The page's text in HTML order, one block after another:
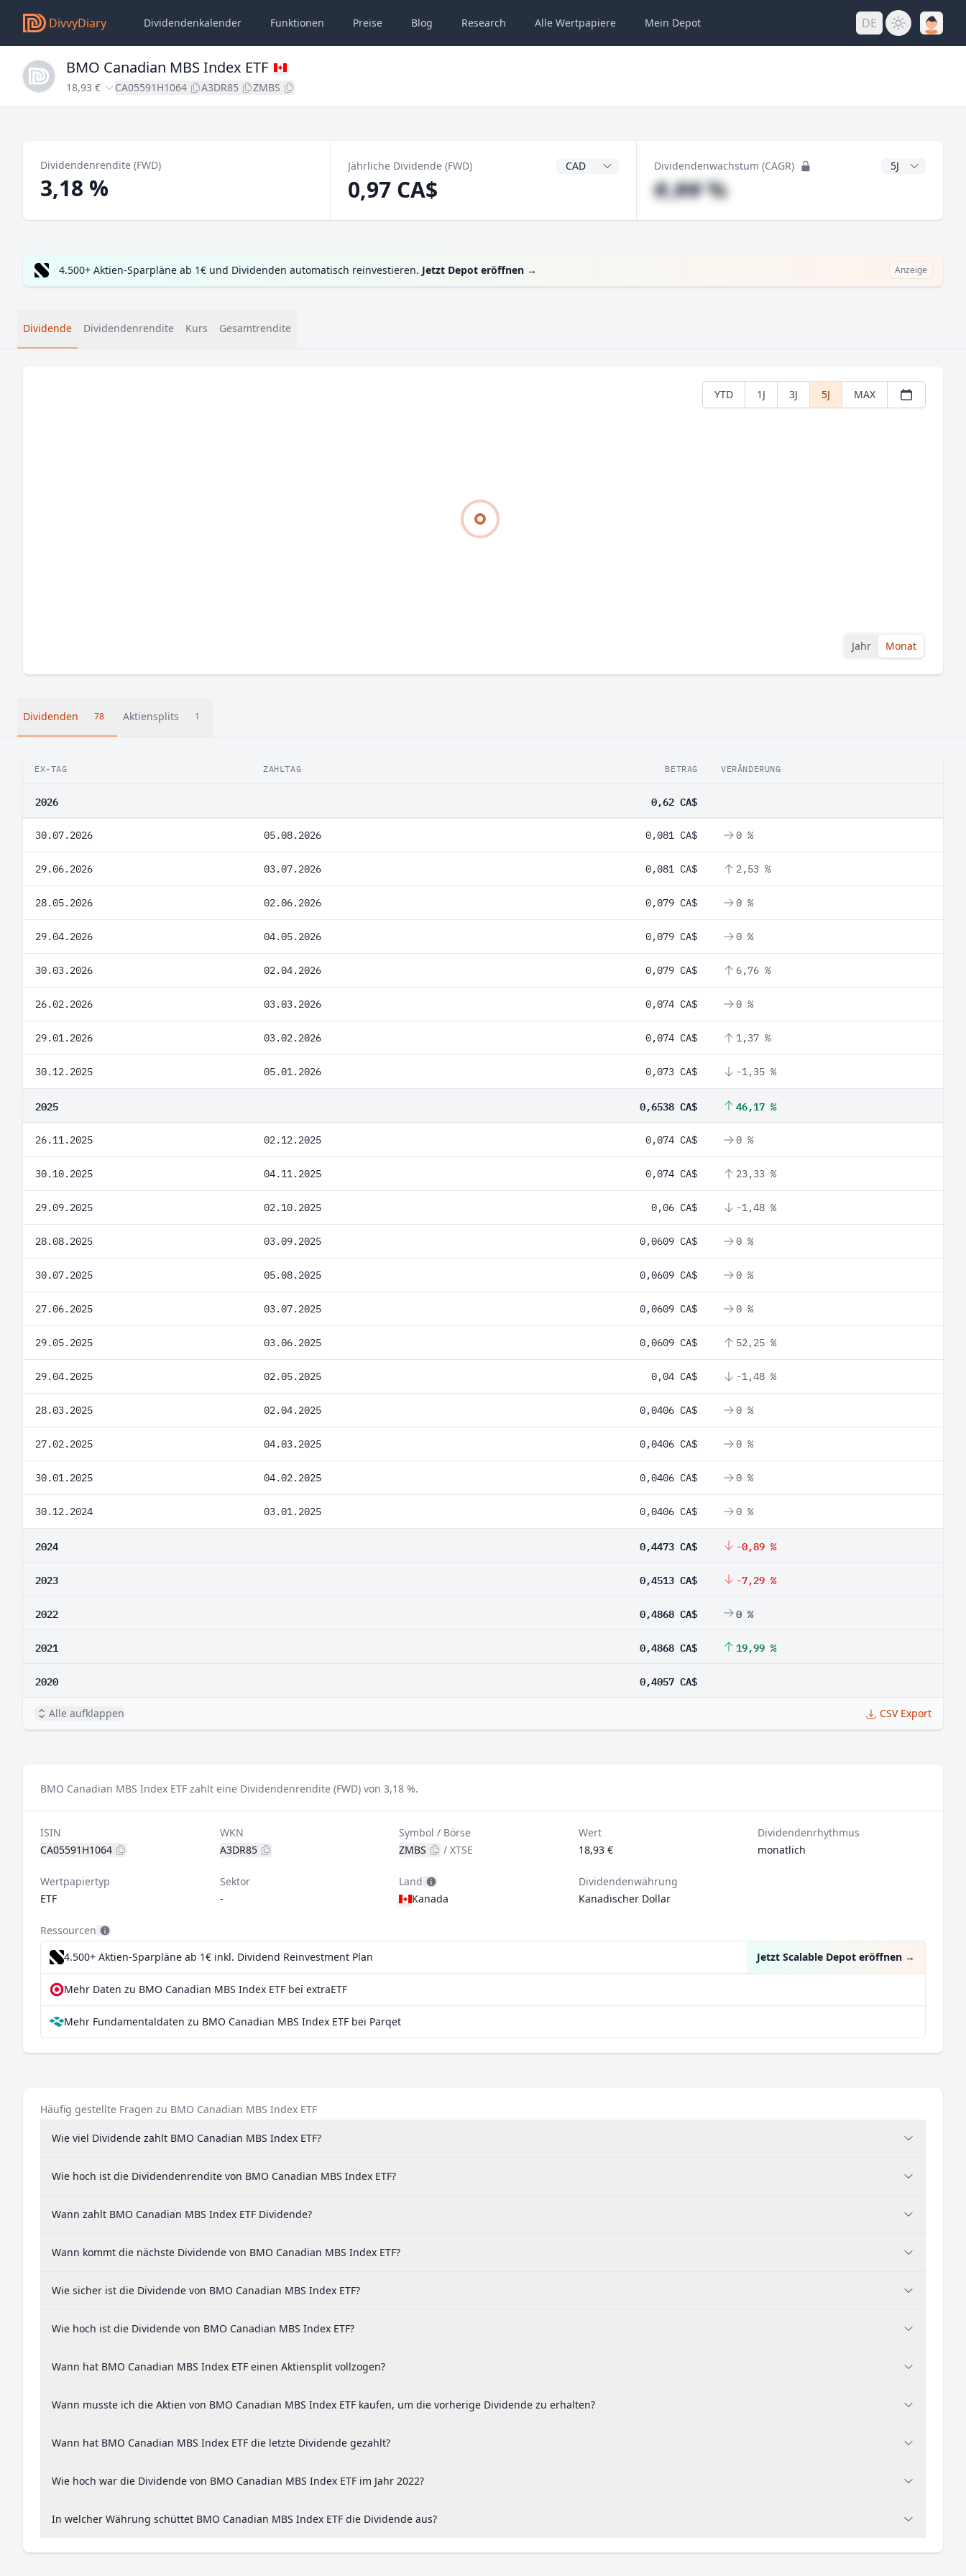
DivvyDiary Dividendenkalender Funktionen Preise Blog Research Alle Wertpapiere Mein Depot DE
BMO Canadian MBS Index ETF
18,93 € CA05591H1064 A3DR85 ZMBS
Dividendenrendite (FWD)
3,18 %
Jährliche Dividende (FWD) Dividendenwährung
0,97 CA$
Dividendenwachstum (CAGR) CAGR Jahre
#,## %
4.500+ Aktien-Sparpläne ab 1€ und Dividenden automatisch reinvestieren. Jetzt Depot eröffnen → Anzeige
Dividende Dividendenrendite Kurs Gesamtrendite
YTD 1J 3J 5J MAX
Jahr Monat
Dividenden 78 Aktiensplits 1
EX-TAG ZAHLTAG BETRAG VERÄNDERUNG
2026 0,62 CA$
30.07.2026 05.08.2026 0,081 CA$ 0 %
29.06.2026 03.07.2026 0,081 CA$ 2,53 %
28.05.2026 02.06.2026 0,079 CA$ 0 %
29.04.2026 04.05.2026 0,079 CA$ 0 %
30.03.2026 02.04.2026 0,079 CA$ 6,76 %
26.02.2026 03.03.2026 0,074 CA$ 0 %
29.01.2026 03.02.2026 0,074 CA$ 1,37 %
30.12.2025 05.01.2026 0,073 CA$ -1,35 %
2025 0,6538 CA$ 46,17 %
26.11.2025 02.12.2025 0,074 CA$ 0 %
30.10.2025 04.11.2025 0,074 CA$ 23,33 %
29.09.2025 02.10.2025 0,06 CA$ -1,48 %
28.08.2025 03.09.2025 0,0609 CA$ 0 %
30.07.2025 05.08.2025 0,0609 CA$ 0 %
27.06.2025 03.07.2025 0,0609 CA$ 0 %
29.05.2025 03.06.2025 0,0609 CA$ 52,25 %
29.04.2025 02.05.2025 0,04 CA$ -1,48 %
28.03.2025 02.04.2025 0,0406 CA$ 0 %
27.02.2025 04.03.2025 0,0406 CA$ 0 %
30.01.2025 04.02.2025 0,0406 CA$ 0 %
30.12.2024 03.01.2025 0,0406 CA$ 0 %
2024 0,4473 CA$ -0,89 %
2023 0,4513 CA$ -7,29 %
2022 0,4868 CA$ 0 %
2021 0,4868 CA$ 19,99 %
2020 0,4057 CA$
Alle aufklappen CSV Export
BMO Canadian MBS Index ETF zahlt eine Dividendenrendite (FWD) von 3,18 %.
ISIN
CA05591H1064
WKN
A3DR85
Symbol / Börse
ZMBS
/XTSE
Wert
18,93 €
Dividendenrhythmus
monatlich
Wertpapiertyp
ETF
Sektor
-
Land
Kanada
Dividendenwährung
Kanadischer Dollar
Ressourcen
4.500+ Aktien-Sparpläne ab 1€ inkl. Dividend Reinvestment Plan Jetzt Scalable Depot eröffnen →
Mehr Daten zu BMO Canadian MBS Index ETF bei extraETF
Mehr Fundamentaldaten zu BMO Canadian MBS Index ETF bei Parqet
Häufig gestellte Fragen zu BMO Canadian MBS Index ETF
Wie viel Dividende zahlt BMO Canadian MBS Index ETF?
Wie hoch ist die Dividendenrendite von BMO Canadian MBS Index ETF?
Wann zahlt BMO Canadian MBS Index ETF Dividende?
Wann kommt die nächste Dividende von BMO Canadian MBS Index ETF?
Wie sicher ist die Dividende von BMO Canadian MBS Index ETF?
Wie hoch ist die Dividende von BMO Canadian MBS Index ETF?
Wann hat BMO Canadian MBS Index ETF einen Aktiensplit vollzogen?
Wann musste ich die Aktien von BMO Canadian MBS Index ETF kaufen, um die vorherige Dividende zu erhalten?
Wann hat BMO Canadian MBS Index ETF die letzte Dividende gezahlt?
Wie hoch war die Dividende von BMO Canadian MBS Index ETF im Jahr 2022?
In welcher Währung schüttet BMO Canadian MBS Index ETF die Dividende aus?